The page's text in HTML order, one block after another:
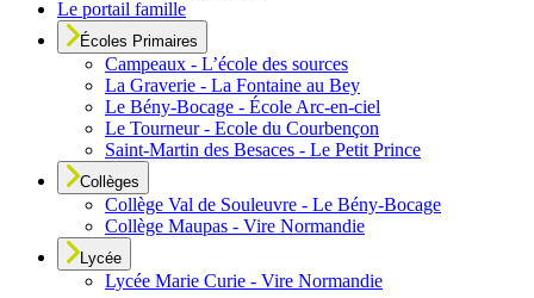
Le portail famille
Écoles Primaires
Campeaux - L’école des sources
La Graverie - La Fontaine au Bey
Le Bény-Bocage - École Arc-en-ciel
Le Tourneur - Ecole du Courbençon
Saint-Martin des Besaces - Le Petit Prince
Collèges
Collège Val de Souleuvre - Le Bény-Bocage
Collège Maupas - Vire Normandie
Lycée
Lycée Marie Curie - Vire Normandie